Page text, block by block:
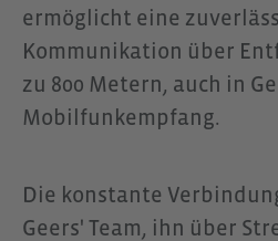
ermöglicht eine
Kommunikation über
zu 800 Metern, auch in
Mobilfunkempfang.
Die konstante
Geers' Team, ihn über